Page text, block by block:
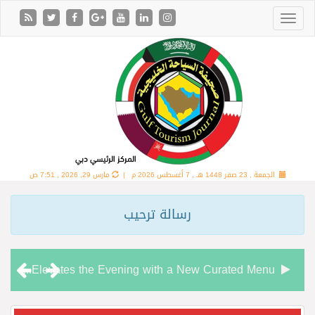
الجمعة , 23 صفر 1448 هـ , 7 أغسطس 2026 م | مارس 29, 2026 , 7:51 ص
رسالة ترحيب
Chamas Bar & Cigar Lounge Elevates the Evening with a New Curated Menu
“شاماس” يقدّم تجربة مسائية راقية مع قائمة جديدة مستوحاة من النكهات البرازيلية